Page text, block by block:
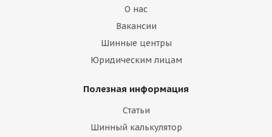
О нас
Вакансии
Шинные центры
Юридическим лицам
Полезная информация
Статьи
Шинный калькулятор